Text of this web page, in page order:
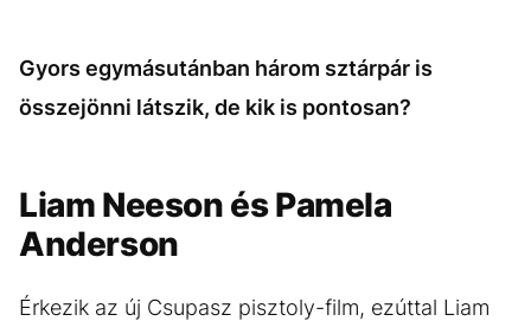
Gyors egymásutánban három sztárpár is
összejönni látszik, de kik is pontosan?
Liam Neeson és Pamela
Anderson
Érkezik az új Csupasz pisztoly-film, ezúttal Liam